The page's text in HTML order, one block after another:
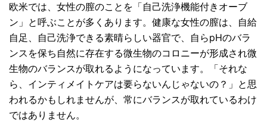
欧米では、女性の膣のことを「自己洗浄機能付きオーブ
ン」と呼ぶことが多くあります。健康な女性の膣は、自給
自足、自己洗浄できる素晴らしい器官で、自らpHのバラ
ンスを保ち自然に存在する微生物のコロニーが形成され微
生物のバランスが取れるようになっています。「それな
ら、インティメイトケアは要らないんじゃないの？」と思
われるかもしれませんが、常にバランスが取れているわけ
ではありません。